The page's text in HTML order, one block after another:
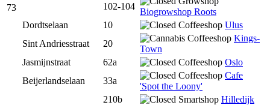
73
102-104
Biogrowshop Roots
Dordtselaan
10
Ulus
Sint Andriesstraat
20
Kings-
Town
Jasmijnstraat
62a Oslo
Beijerlandselaan 33a
Cafe
'Spot the Loony'
210b
Hilledijk